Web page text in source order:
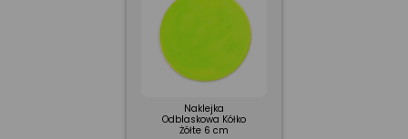
Naklejka
Odblaskowa Kółko
Żółte 6 cm